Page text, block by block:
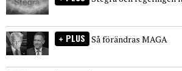
PLUS Så förändras MAGA